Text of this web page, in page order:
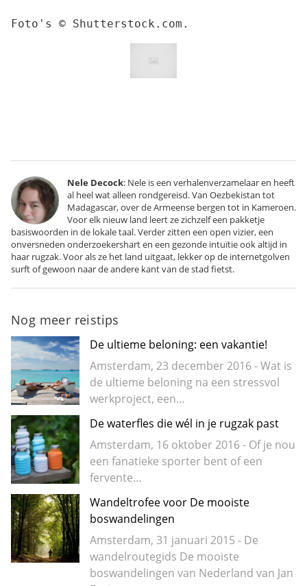
Foto's © Shutterstock.com.
Nele Decock: Nele is een verhalenverzamelaar en heeft
al heel wat alleen rondgereisd. Van Oezbekistan tot
Madagascar, over de Armeense bergen tot in Kameroen.
Voor elk nieuw land leert ze zichzelf een pakketje
basiswoorden in de lokale taal. Verder zitten een open vizier, een
onversneden onderzoekershart en een gezonde intuïtie ook altijd in
haar rugzak. Voor als ze het land uitgaat, lekker op de internetgolven
surft of gewoon naar de andere kant van de stad fietst.
Nog meer reistips
De ultieme beloning: een vakantie!
Amsterdam, 23 december 2016 - Wat is
de ultieme beloning na een stressvol
werkproject, een…
De waterfles die wél in je rugzak past
Amsterdam, 16 oktober 2016 - Of je nou
een fanatieke sporter bent of een
fervente…
Wandeltrofee voor De mooiste
boswandelingen
Amsterdam, 31 januari 2015 - De
wandelroutegids De mooiste
boswandelingen van Nederland van Jan